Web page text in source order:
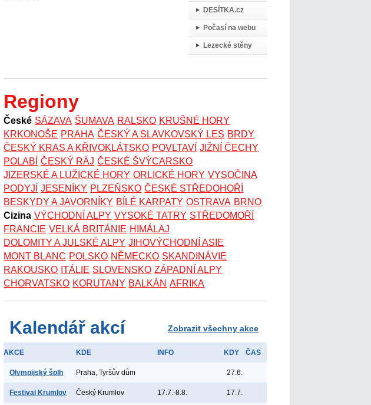
DESÍTKA.cz
Počasí na webu
Lezecké stěny
Regiony
České SÁZAVA ŠUMAVA RALSKO KRUŠNÉ HORY
KRKONOŠE PRAHA ČESKÝ A SLAVKOVSKÝ LES BRDY
ČESKÝ KRAS A KŘIVOKLÁTSKO POVLTAVÍ JIŽNÍ ČECHY
POLABÍ
ČESKÝ RÁJ ČESKÉ ŠVÝCARSKO
JIZERSKÉ A LUŽICKÉ HORY ORLICKÉ HORY VYSOČINA
PODYJÍ
JESENÍKY PLZEŇSKO ČESKÉ STŘEDOHOŘÍ
BESKYDY A JAVORNÍKY BÍLÉ KARPATY OSTRAVA BRNO
Cizina VÝCHODNÍ ALPY VYSOKÉ TATRY STŘEDOMOŘÍ
FRANCIE VELKÁ BRITÁNIE HIMÁLAJ
DOLOMITY A JULSKÉ ALPY JIHOVÝCHODNÍ ASIE
MONT BLANC POLSKO NĚMECKO SKANDINÁVIE
RAKOUSKO ITÁLIE SLOVENSKO ZÁPADNÍ ALPY
CHORVATSKO KORUTANY BALKÁN AFRIKA
Kalendář akcí Zobrazit všechny akce
AKCE KDE INFO KDY ČAS
Olympijský šplh Praha, Tyršův dům 27.6.
Festival Krumlov Český Krumlov 17.7.-8.8. 17.7.